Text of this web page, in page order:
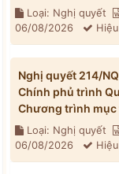
Loại: Nghị quyết
06/08/2026
Nghị quyết 214/
Chính phủ trình
Chương trình mục
Loại: Nghị quyết
06/08/2026